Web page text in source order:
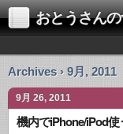
おとうさん
Archives › 9月, 2011
9月 26, 2011
機内でiPhone/iPod使